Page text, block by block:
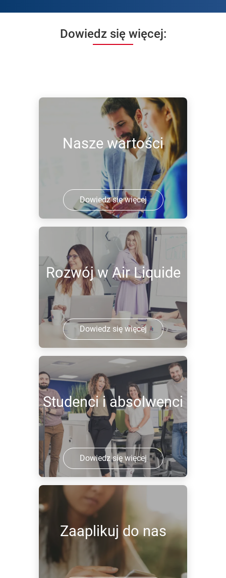
Dowiedz się więcej:
Nasze wartości
Dowiedz się więcej
Rozwój w Air Liquide
Dowiedz się więcej
Studenci i absolwenci
Dowiedz się więcej
Zaaplikuj do nas